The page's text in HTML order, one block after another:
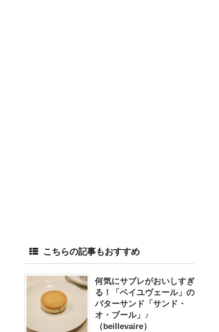
こちらの記事もおすすめ
何気にサブレがおいしすぎ
る！「ベイユヴェール」の
バターサンド「サンド・
オ・ブール」♪
（beillevaire）